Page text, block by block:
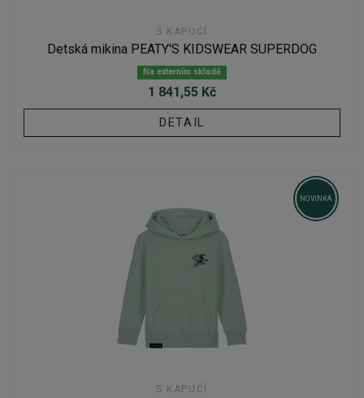
S KAPUCÍ
Detská mikina PEATY'S KIDSWEAR SUPERDOG
Na externím skladě
1 841,55 Kč
DETAIL
NOVINKA
S KAPUCÍ